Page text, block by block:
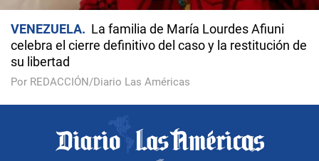
VENEZUELA
La familia de María Lourdes Afiuni
celebra el cierre definitivo del caso y la restitución de
su libertad
Por REDACCIÓN/Diario Las Américas